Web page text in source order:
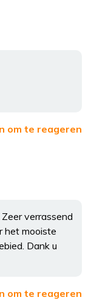
om te reageren
verrassend
het mooiste
Dank u
om te reageren